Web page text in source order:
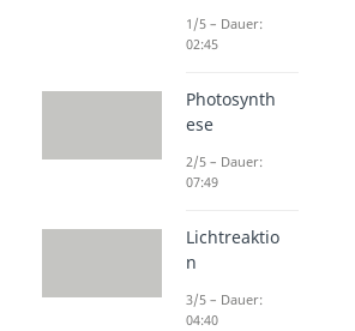
1/5 – Dauer:
02:45
Photosynth
ese
2/5 – Dauer:
07:49
Lichtreaktio
n
3/5 – Dauer:
04:40